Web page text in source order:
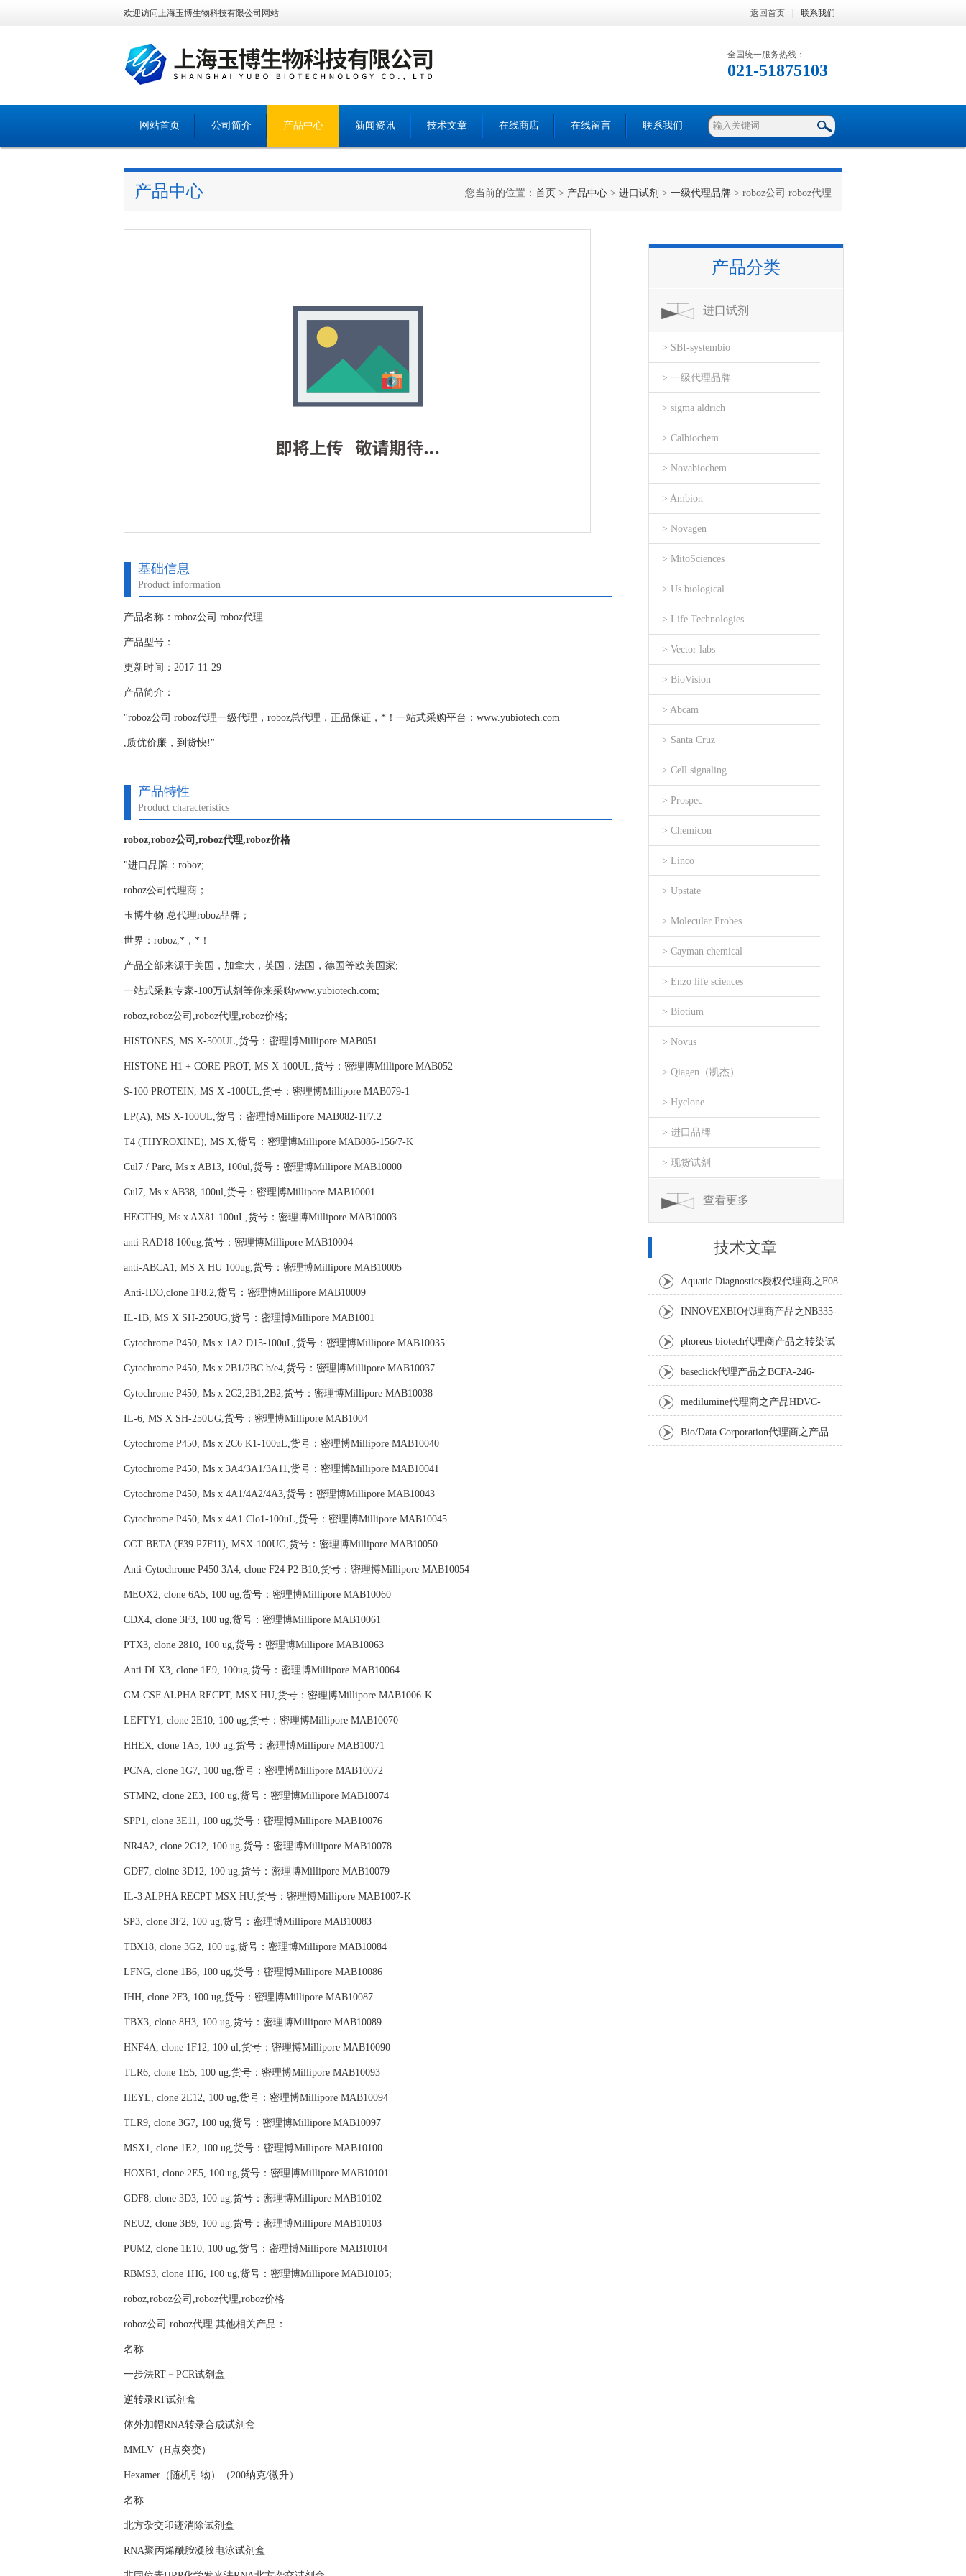
欢迎访问上海玉博生物科技有限公司网站 返回首页 联系我们
全国统一服务热线：
021-51875103
网站首页 公司简介 产品中心 新闻资讯 技术文章 在线商店 在线留言 联系我们
产品中心 您当前的位置： 首页 > 产品中心 > 进口试剂 > 一级代理品牌 > roboz公司 roboz代理
基础信息
Product information
产品名称：roboz公司 roboz代理
产品型号：
更新时间：2017-11-29
产品简介：
"roboz公司 roboz代理一级代理，roboz总代理，正品保证，*！一站式采购平台：www.yubiotech.com
,质优价廉，到货快!"
产品特性
Product characteristics
roboz,roboz公司,roboz代理,roboz价格
"进口品牌：roboz;
roboz公司代理商；
玉博生物 总代理roboz品牌；
世界：roboz,*，*！
产品全部来源于美国，加拿大，英国，法国，德国等欧美国家;
一站式采购专家-100万试剂等你来采购www.yubiotech.com;
roboz,roboz公司,roboz代理,roboz价格;
HISTONES, MS X-500UL,货号：密理博Millipore MAB051
HISTONE H1 + CORE PROT, MS X-100UL,货号：密理博Millipore MAB052
S-100 PROTEIN, MS X -100UL,货号：密理博Millipore MAB079-1
LP(A), MS X-100UL,货号：密理博Millipore MAB082-1F7.2
T4 (THYROXINE), MS X,货号：密理博Millipore MAB086-156/7-K
Cul7 / Parc, Ms x AB13, 100ul,货号：密理博Millipore MAB10000
Cul7, Ms x AB38, 100ul,货号：密理博Millipore MAB10001
HECTH9, Ms x AX81-100uL,货号：密理博Millipore MAB10003
anti-RAD18 100ug,货号：密理博Millipore MAB10004
anti-ABCA1, MS X HU 100ug,货号：密理博Millipore MAB10005
Anti-IDO,clone 1F8.2,货号：密理博Millipore MAB10009
IL-1B, MS X SH-250UG,货号：密理博Millipore MAB1001
Cytochrome P450, Ms x 1A2 D15-100uL,货号：密理博Millipore MAB10035
Cytochrome P450, Ms x 2B1/2BC b/e4,货号：密理博Millipore MAB10037
Cytochrome P450, Ms x 2C2,2B1,2B2,货号：密理博Millipore MAB10038
IL-6, MS X SH-250UG,货号：密理博Millipore MAB1004
Cytochrome P450, Ms x 2C6 K1-100uL,货号：密理博Millipore MAB10040
Cytochrome P450, Ms x 3A4/3A1/3A11,货号：密理博Millipore MAB10041
Cytochrome P450, Ms x 4A1/4A2/4A3,货号：密理博Millipore MAB10043
Cytochrome P450, Ms x 4A1 Clo1-100uL,货号：密理博Millipore MAB10045
CCT BETA (F39 P7F11), MSX-100UG,货号：密理博Millipore MAB10050
Anti-Cytochrome P450 3A4, clone F24 P2 B10,货号：密理博Millipore MAB10054
MEOX2, clone 6A5, 100 ug,货号：密理博Millipore MAB10060
CDX4, clone 3F3, 100 ug,货号：密理博Millipore MAB10061
PTX3, clone 2810, 100 ug,货号：密理博Millipore MAB10063
Anti DLX3, clone 1E9, 100ug,货号：密理博Millipore MAB10064
GM-CSF ALPHA RECPT, MSX HU,货号：密理博Millipore MAB1006-K
LEFTY1, clone 2E10, 100 ug,货号：密理博Millipore MAB10070
HHEX, clone 1A5, 100 ug,货号：密理博Millipore MAB10071
PCNA, clone 1G7, 100 ug,货号：密理博Millipore MAB10072
STMN2, clone 2E3, 100 ug,货号：密理博Millipore MAB10074
SPP1, clone 3E11, 100 ug,货号：密理博Millipore MAB10076
NR4A2, clone 2C12, 100 ug,货号：密理博Millipore MAB10078
GDF7, cloine 3D12, 100 ug,货号：密理博Millipore MAB10079
IL-3 ALPHA RECPT MSX HU,货号：密理博Millipore MAB1007-K
SP3, clone 3F2, 100 ug,货号：密理博Millipore MAB10083
TBX18, clone 3G2, 100 ug,货号：密理博Millipore MAB10084
LFNG, clone 1B6, 100 ug,货号：密理博Millipore MAB10086
IHH, clone 2F3, 100 ug,货号：密理博Millipore MAB10087
TBX3, clone 8H3, 100 ug,货号：密理博Millipore MAB10089
HNF4A, clone 1F12, 100 ul,货号：密理博Millipore MAB10090
TLR6, clone 1E5, 100 ug,货号：密理博Millipore MAB10093
HEYL, clone 2E12, 100 ug,货号：密理博Millipore MAB10094
TLR9, clone 3G7, 100 ug,货号：密理博Millipore MAB10097
MSX1, clone 1E2, 100 ug,货号：密理博Millipore MAB10100
HOXB1, clone 2E5, 100 ug,货号：密理博Millipore MAB10101
GDF8, clone 3D3, 100 ug,货号：密理博Millipore MAB10102
NEU2, clone 3B9, 100 ug,货号：密理博Millipore MAB10103
PUM2, clone 1E10, 100 ug,货号：密理博Millipore MAB10104
RBMS3, clone 1H6, 100 ug,货号：密理博Millipore MAB10105;
roboz,roboz公司,roboz代理,roboz价格
roboz公司 roboz代理 其他相关产品：
名称
一步法RT－PCR试剂盒
逆转录RT试剂盒
体外加帽RNA转录合成试剂盒
MMLV（H点突变）
Hexamer（随机引物）（200纳克/微升）
名称
北方杂交印迹消除试剂盒
RNA聚丙烯酰胺凝胶电泳试剂盒
产品分类
进口试剂
> SBI-systembio
> 一级代理品牌
> sigma aldrich
> Calbiochem
> Novabiochem
> Ambion
> Novagen
> MitoSciences
> Us biological
> Life Technologies
> Vector labs
> BioVision
> Abcam
> Santa Cruz
> Cell signaling
> Prospec
> Chemicon
> Linco
> Upstate
> Molecular Probes
> Cayman chemical
> Enzo life sciences
> Biotium
> Novus
> Qiagen（凯杰）
> Hyclone
> 进口品牌
> 现货试剂
查看更多
技术文章
Aquatic Diagnostics授权代理商之F08
Anti-Turbot IgM monoclonal antibody
INNOVEXBIO代理商产品之NB335-
60-60ML Fc Receptor Blocker – Azide-Free
phoreus biotech代理商产品之转染试
剂BAPtofect-25 5mg kit
baseclick代理产品之BCFA-246-
5mg，Tri-β-GalNAc-PEG3-Azide
medilumine代理商之产品HDVC-
121，Fenestra HDVC动物CT造影剂
Bio/Data Corporation代理商之产品